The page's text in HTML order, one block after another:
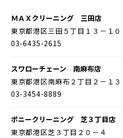
ＭＡＸクリーニング 三田店
東京都港区三田５丁目１３－１０
03-6435-2615
スワローチェーン 南麻布店
東京都港区南麻布２丁目２－１３
03-3454-8889
ポニークリーニング 芝３丁目店
東京都港区芝３丁目２０－４